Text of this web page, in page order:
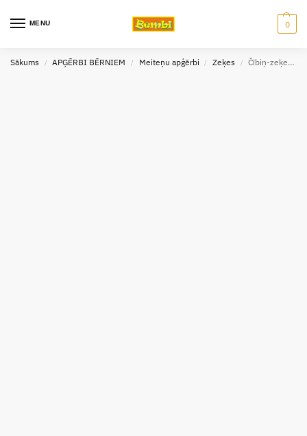
MENU 0
Sākums / APĢĒRBI BĒRNIEM / Meiteņu apģērbi / Zeķes / Čībiņ-zeķes Playshoes (17-34 izm.)